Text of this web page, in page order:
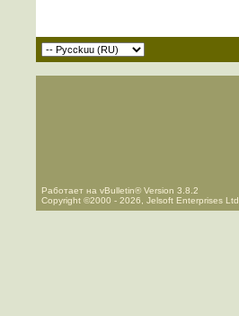
Работает на vBulletin® Version 3.8.2
Copyright ©2000 - 2026, Jelsoft Enterprises Ltd.